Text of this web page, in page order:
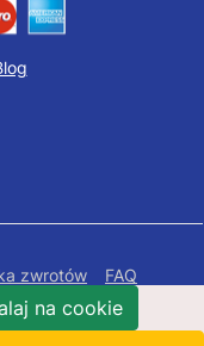
zwrotów
FAQ
Strony
na cookie